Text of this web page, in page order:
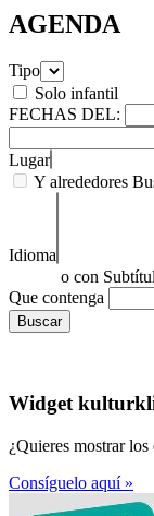
AGENDA
Tipo
Solo infantil
FECHAS DEL:
Lugar
Y alrededores
Idioma
o con
Que contenga
Widget
¿Quieres mostrar
Consíguelo aquí »